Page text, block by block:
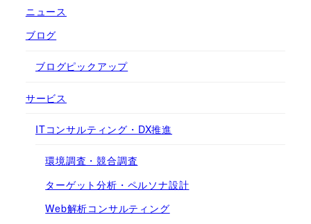
ニュース
ブログ
ブログピックアップ
サービス
ITコンサルティング・DX推進
環境調査・競合調査
ターゲット分析・ペルソナ設計
Web解析コンサルティング